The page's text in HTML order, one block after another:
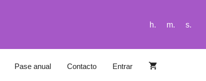
h. m. s.
Pase anual Contacto Entrar